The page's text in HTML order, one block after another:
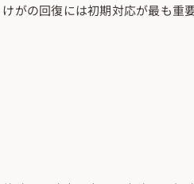
けがの回復には初期対応が最も重